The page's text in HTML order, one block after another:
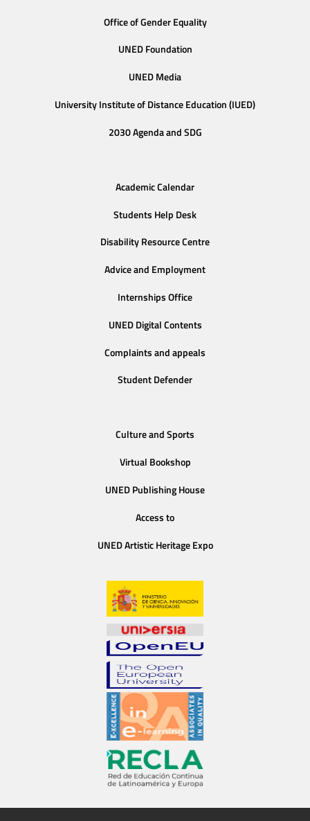
Office of Gender Equality
UNED Foundation
UNED Media
University Institute of Distance Education (IUED)
2030 Agenda and SDG
Academic Calendar
Students Help Desk
Disability Resource Centre
Advice and Employment
Internships Office
UNED Digital Contents
Complaints and appeals
Student Defender
Culture and Sports
Virtual Bookshop
UNED Publishing House
Access to
UNED Artistic Heritage Expo